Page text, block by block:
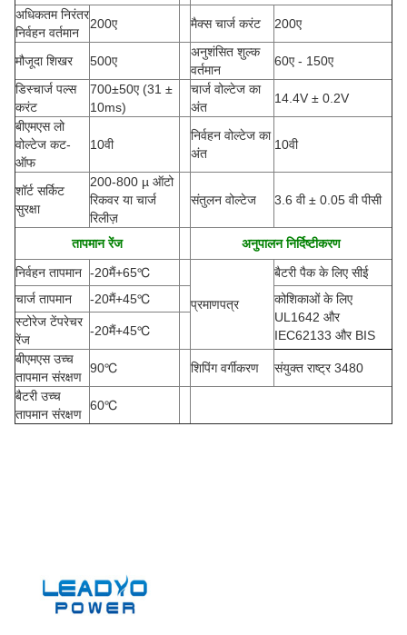
अधिकतम निरंतर
निर्वहन वर्तमान
200ए मैक्स चार्ज करंट 200ए
मौजूदा शिखर 500ए
अनुशंसित शुल्क
वर्तमान
60ए - 150ए
डिस्चार्ज पल्स
करंट
700±50ए (31 ±
10ms)
चार्ज वोल्टेज का
अंत
14.4V ± 0.2V
बीएमएस लो
वोल्टेज कट-
ऑफ
10वी
निर्वहन वोल्टेज का
अंत
10वी
शॉर्ट सर्किट
सुरक्षा
200-800 µ ऑटो
रिकवर या चार्ज
रिलीज़
संतुलन वोल्टेज 3.6 वी ± 0.05 वी पीसी
तापमान रेंज
अनुपालन निर्दिष्टीकरण
निर्वहन तापमान -20मैं+65℃
प्रमाणपत्र
बैटरी पैक के लिए सीई
चार्ज तापमान
-20मैं+45℃
कोशिकाओं के लिए
UL1642 और
IEC62133 और BIS
स्टोरेज टेंपरेचर
रेंज
-20मैं+45℃
बीएमएस उच्च
तापमान संरक्षण
90℃ शिपिंग वर्गीकरण
संयुक्त राष्ट्र 3480
बैटरी उच्च
तापमान संरक्षण
60℃